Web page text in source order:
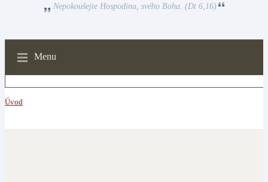
Nepokoušejte Hospodina, svého Boha. (Dt 6,16)
Menu
Úvod